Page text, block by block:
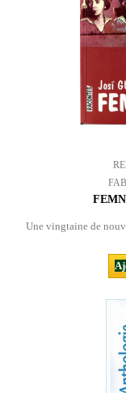
Une vingtaine de